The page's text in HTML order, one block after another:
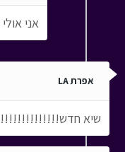
אני
אפרת LA
שיא